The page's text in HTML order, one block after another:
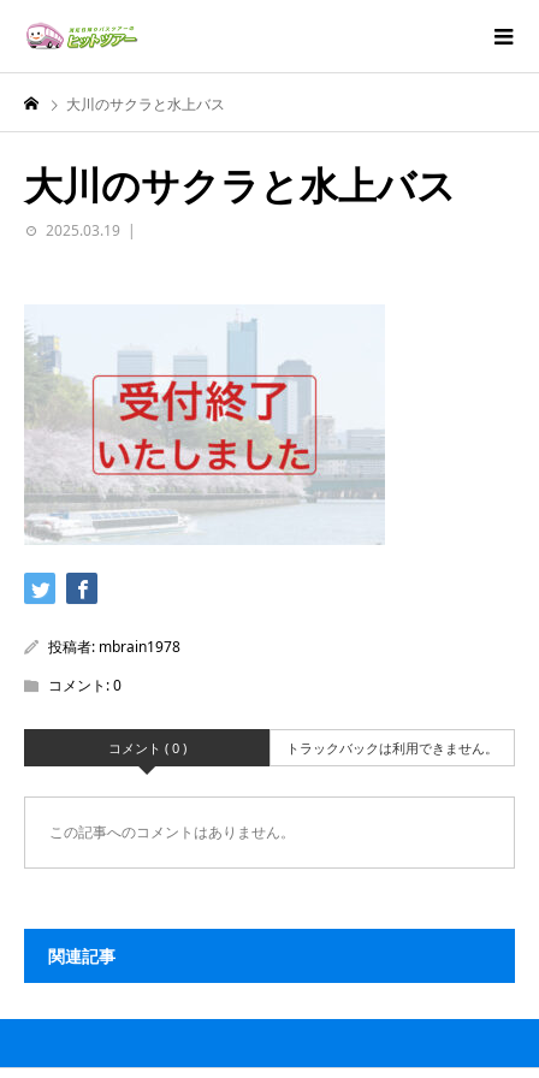
大川のサクラと水上バス
大川のサクラと水上バス
2025.03.19
投稿者: mbrain1978
コメント:0
コメント ( 0 ) トラックバックは利用できません。
この記事へのコメントはありません。
関連記事